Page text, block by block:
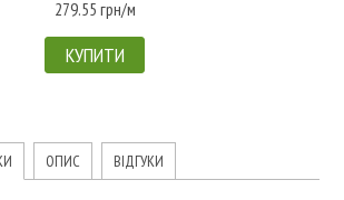
279.55 грн/м
КУПИТИ
ОПИС ВІДГУКИ